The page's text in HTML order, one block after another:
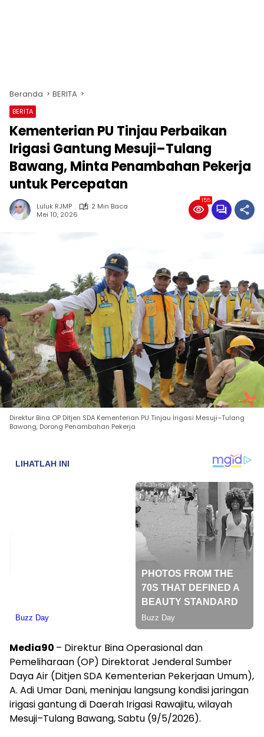
Beranda BERITA
BERITA
Kementerian PU Tinjau Perbaikan
Irigasi Gantung Mesuji–Tulang
Bawang, Minta Penambahan Pekerja
untuk Percepatan
Luluk RJMP
2 Min Baca
Mei 10, 2026
155
Direktur Bina OP Ditjen SDA Kementerian PU Tinjau Irigasi Mesuji–Tulang
Bawang, Dorong Penambahan Pekerja
Media90 – Direktur Bina Operasional dan
Pemeliharaan (OP) Direktorat Jenderal Sumber
Daya Air (Ditjen SDA Kementerian Pekerjaan Umum),
A. Adi Umar Dani, meninjau langsung kondisi jaringan
irigasi gantung di Daerah Irigasi Rawajitu, wilayah
Mesuji–Tulang Bawang, Sabtu (9/5/2026).